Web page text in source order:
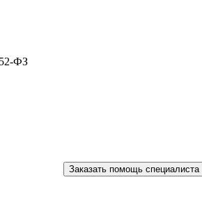
ФЗ
Заказать помощь специалиста